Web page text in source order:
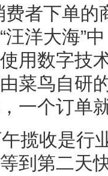
费者下单
洋大海”
用数字技
菜鸟自研
一个订单
揽收是行
到第二天